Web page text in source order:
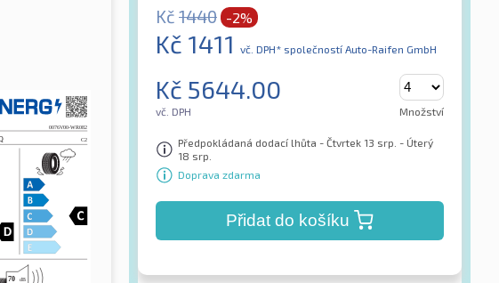
Kč 1440 -2%
Kč 1411 vč. DPH* společností Auto-Raifen GmbH
Kč 5644.00
vč. DPH Množství
Předpokládaná dodací lhůta - Čtvrtek 13 srp. - Úterý
18 srp.
Doprava zdarma
Přidat do košíku